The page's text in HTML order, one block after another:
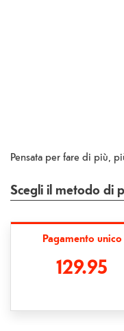
Pensata per fare di più,
Scegli il metodo di
Pagamento unico
129.95